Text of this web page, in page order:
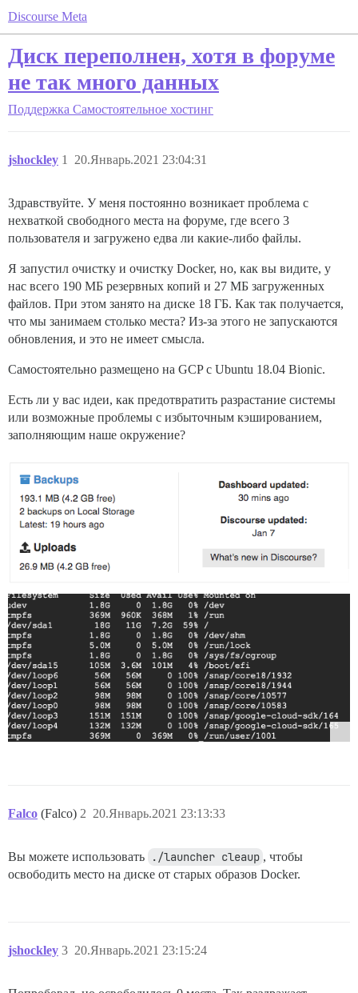
Discourse Meta
Диск переполнен, хотя в форуме
не так много данных
Поддержка Самостоятельное хостинг
jshockley 20.Январь.2021 23:04:31
1
Здравствуйте. У меня постоянно возникает проблема с
нехваткой свободного места на форуме, где всего 3
пользователя и загружено едва ли какие-либо файлы.
Я запустил очистку и очистку Docker, но, как вы видите, у
нас всего 190 МБ резервных копий и 27 МБ загруженных
файлов. При этом занято на диске 18 ГБ. Как так получается,
что мы занимаем столько места? Из-за этого не запускаются
обновления, и это не имеет смысла.
Самостоятельно размещено на GCP с Ubuntu 18.04 Bionic.
Есть ли у вас идеи, как предотвратить разрастание системы
или возможные проблемы с избыточным кэшированием,
заполняющим наше окружение?
Falco (Falco) 20.Январь.2021 23:13:33
2
Вы можете использовать ./launcher cleaup , чтобы
освободить место на диске от старых образов Docker.
jshockley 20.Январь.2021 23:15:24
3